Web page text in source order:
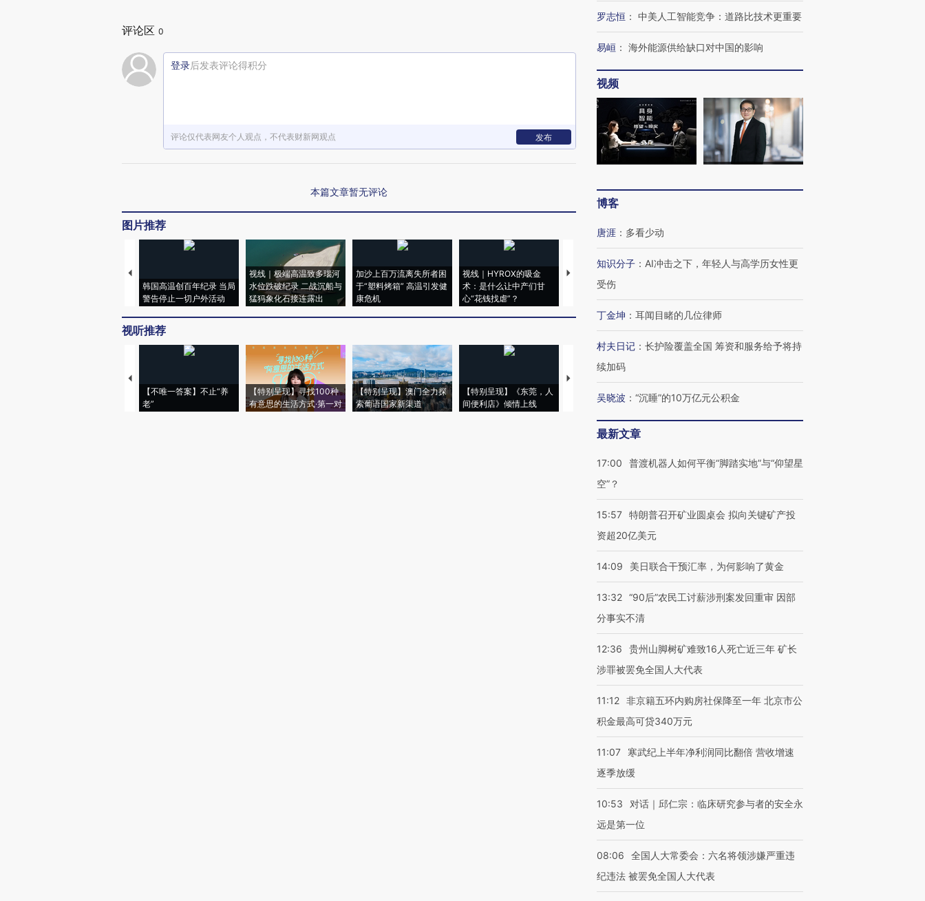
评论区 0
登录后发表评论得积分
评论仅代表网友个人观点，不代表财新网观点 发布
本篇文章暂无评论
图片推荐
韩国高温创百年纪录 当局
警告停止一切户外活动
视线｜极端高温致多瑙河
水位跌破纪录 二战沉船与
猛犸象化石接连露出
加沙上百万流离失所者困
于“塑料烤箱” 高温引发健
康危机
视线｜HYROX的吸金
术：是什么让中产们甘
心“花钱找虐”？
马航飞行员跨国走私7万
粒摇头丸 尿检体内含3种
育部长拱下台
飞地休达
视听推荐
【不唯一答案】不止“养
老”
【特别呈现】寻找100种
有意思的生活方式·第一对
【特别呈现】澳门全力探
索葡语国家新渠道
【特别呈现】《东莞，人
间便利店》倾情上线
【推广】走进第四届链博
会，让数智科技“链”接产
【特别呈现】寻找100种
有意思的生活方式·第三对
罗志恒 ： 中美人工智能竞争：道路比技术更重要
易峘 ： 海外能源供给缺口对中国的影响
视频
博客
唐涯 ： 多看少动
知识分子 ： AI冲击之下，年轻人与高学历女性更
受伤
丁金坤 ： 耳闻目睹的几位律师
村夫日记 ： 长护险覆盖全国 筹资和服务给予将持
续加码
吴晓波 ： “沉睡”的10万亿元公积金
最新文章
17:00
普渡机器人如何平衡“脚踏实地”与“仰望星
空”？
15:57 特朗普召开矿业圆桌会 拟向关键矿产投
资超20亿美元
14:09 美日联合干预汇率，为何影响了黄金
13:32 “90后”农民工讨薪涉刑案发回重审 因部
分事实不清
12:36
贵州山脚树矿难致16人死亡近三年 矿长
涉罪被罢免全国人大代表
11:12 非京籍五环内购房社保降至一年 北京市公
积金最高可贷340万元
11:07
寒武纪上半年净利润同比翻倍 营收增速
逐季放缓
10:53
对话｜邱仁宗：临床研究参与者的安全永
远是第一位
08:06
全国人大常委会：六名将领涉嫌严重违
纪违法 被罢免全国人大代表